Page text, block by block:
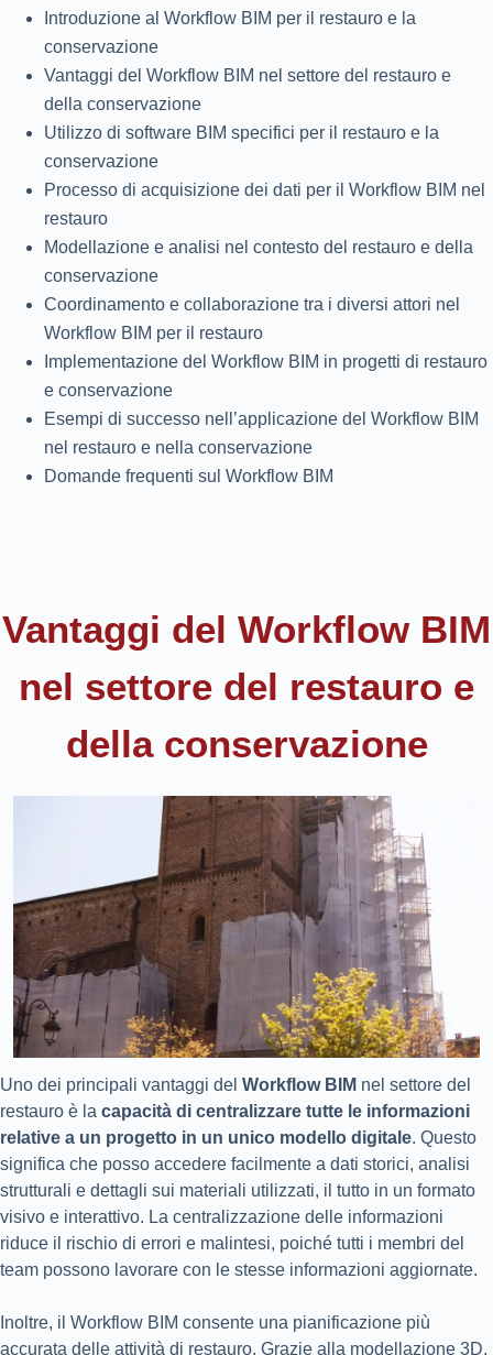
Introduzione al Workflow BIM per il restauro e la
conservazione
Vantaggi del Workflow BIM nel settore del restauro e
della conservazione
Utilizzo di software BIM specifici per il restauro e la
conservazione
Processo di acquisizione dei dati per il Workflow BIM nel
restauro
Modellazione e analisi nel contesto del restauro e della
conservazione
Coordinamento e collaborazione tra i diversi attori nel
Workflow BIM per il restauro
Implementazione del Workflow BIM in progetti di restauro
e conservazione
Esempi di successo nell’applicazione del Workflow BIM
nel restauro e nella conservazione
Domande frequenti sul Workflow BIM
Vantaggi del Workflow BIM
nel settore del restauro e
della conservazione
Uno dei principali vantaggi del Workflow BIM nel settore del
restauro è la capacità di centralizzare tutte le informazioni
relative a un progetto in un unico modello digitale. Questo
significa che posso accedere facilmente a dati storici, analisi
strutturali e dettagli sui materiali utilizzati, il tutto in un formato
visivo e interattivo. La centralizzazione delle informazioni
riduce il rischio di errori e malintesi, poiché tutti i membri del
team possono lavorare con le stesse informazioni aggiornate.
Inoltre, il Workflow BIM consente una pianificazione più
accurata delle attività di restauro. Grazie alla modellazione 3D,